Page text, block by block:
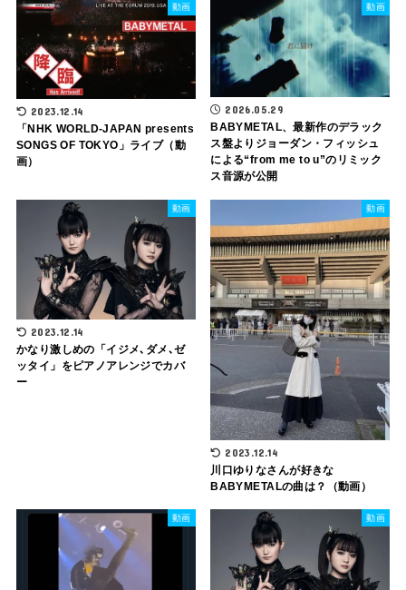
動画
2023.12.14
「NHK WORLD-JAPAN presents
SONGS OF TOKYO」ライブ（動
画）
動画
2026.05.29
BABYMETAL、最新作のデラック
ス盤よりジョーダン・フィッシュ
による“from me to u”のリミック
ス音源が公開
動画
2023.12.14
かなり激しめの「イジメ､ダメ､ゼ
ッタイ」をピアノアレンジでカバ
ー
動画
2023.12.14
川口ゆりなさんが好きな
BABYMETALの曲は？（動画）
動画 動画